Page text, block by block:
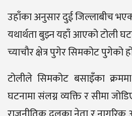
उहाँका अनुसार दुई जिल्लाबीच
यथार्थता बुझ्न यहाँ आएको टोली
च्याचौर क्षेत्र पुगेर सिमकोट पुगेको
टोलीले सिमकोट बसाइँका
घटनामा संलग्न व्यक्ति र सीमा